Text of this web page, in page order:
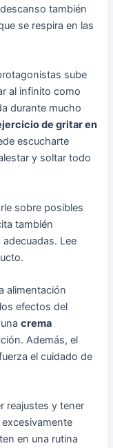
también
se respira en las
sube
al infinito como
durante mucho
de gritar en
escucharte
y soltar todo
sobre posibles
también
Lee
alimentación
efectos del
unacrema
Además, el
el cuidado de
reajustes y tener
en una rutina